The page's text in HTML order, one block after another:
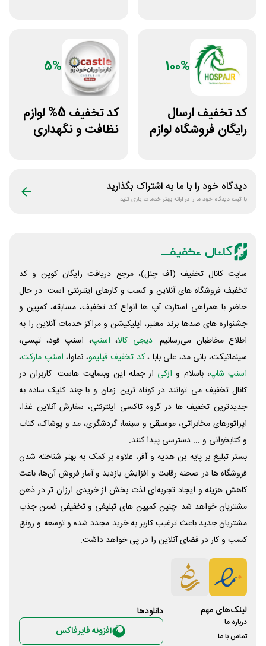
100%
کد تخفیف ارسال
رایگان فروشگاه لوازم
5%
کد تخفیف 5% لوازم
نظافت و نگهداری
دیدگاه خود را با ما به اشتراک بگذارید
با ثبت دیدگاه خود ما را در ارائه بهتر خدمات یاری کنید
سایت کانال تخفیف (آف چنل)، مرجع دریافت رایگان کوپن و کد
تخفیف فروشگاه های آنلاین و کسب و‌ کارهای اینترنتی است. در حال
حاضر با همراهی استارت آپ ها انواع کد تخفیف، مسابقه، کمپین و
جشنواره های صدها برند معتبر، اپلیکیشن و مراکز خدمات آنلاین را به
اطلاع مخاطبان می‌رسانیم. دیجی کالا، اسنپ، اسنپ فود، تپسی،
سینماتیکت، بانی مد، علی‌ بابا ،کد تخفیف فیلیمو، نماوا، اسنپ مارکت،
اسنپ شاپ، باسلام و ازکی از جمله این وبسایت ‌هاست. کاربران در
کانال تخفیف می توانند در کوتاه ترین زمان و با چند کلیک ساده به
جدیدترین تخفیف ها در گروه تاکسی اینترنتی، سفارش آنلاین غذا،
اپراتورهای مخابراتی، موسیقی و سینما، گردشگری، مد و پوشاک، کتاب
و کتابخوانی و ... دسترسی پیدا کنند.
بستر تبلیغ بر پایه بن هدیه و آفر، علاوه بر کمک به بهتر شناخته شدن
فروشگاه ها در صحنه رقابت و افزایش بازدید و آمار فروش آن‌ها، باعث
کاهش هزینه و ایجاد تجربه‌ای لذت بخش از خریدی ارزان تر در ذهن
مشتریان خواهد شد. چنین کمپین های تبلیغی و تخفیفی ضمن جذب
مشتریان جدید باعث ترغیب کاربر به خرید مجدد شده و توسعه و رونق
کسب و کار در فضای آنلاین را در پی خواهد داشت.
لینک‌های مهم
درباره ما
تماس با ما
دانلود‌ها
افزونه فایرفاکس